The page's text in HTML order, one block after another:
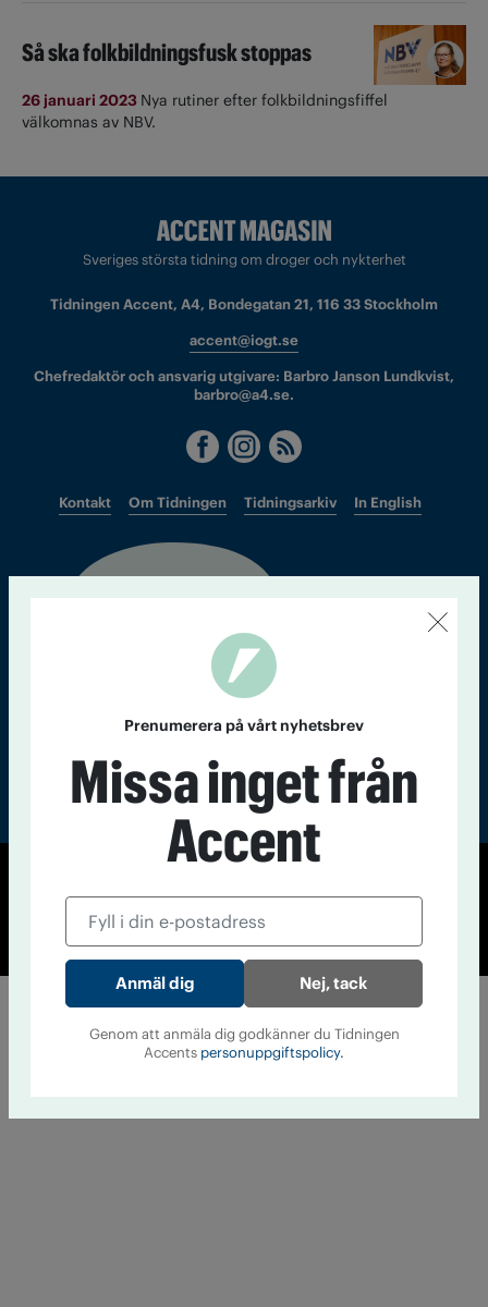
Så ska folkbildningsfusk stoppas
26 januari 2023 Nya rutiner efter folkbildningsfiffel
välkomnas av NBV.
Sveriges största tidning om droger och nykterhet
Tidningen Accent, A4, Bondegatan 21, 116 33 Stockholm
accent@iogt.se
Chefredaktör och ansvarig utgivare: Barbro Janson Lundkvist,
barbro@a4.se.
Kontakt Om Tidningen Tidningsarkiv In English
© Tidningen Accent 2026
Cookiepolicy
Personuppgiftspolicy
Prenumerera på vårt nyhetsbrev
Missa inget från
Accent
Nej, tack
Genom att anmäla dig godkänner du Tidningen
Accents personuppgiftspolicy.